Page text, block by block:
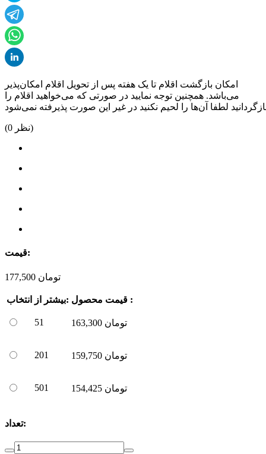
امکان بازگشت اقلام تا یک هفته پس از تحویل اقلام امکان‌پذیر
می‌باشد. همچنین توجه نمایید در صورتی که می‌خواهید اقلام را
(0 نظر)
قیمت:
177,500 تومان
انتخاب بیشتر از: قیمت محصول :
51 163,300 تومان
201 159,750 تومان
501 154,425 تومان
تعداد: